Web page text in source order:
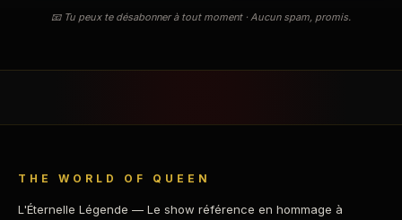
📧 Tu peux te désabonner à tout moment · Aucun spam, promis.
THE WORLD OF QUEEN
L'Éternelle Légende — Le show référence en hommage à